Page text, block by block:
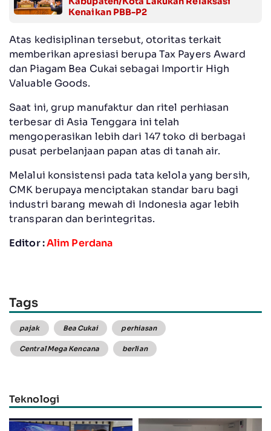
Kenaikan PBB-P2
Atas kedisiplinan tersebut, otoritas terkait
memberikan apresiasi berupa Tax Payers Award
dan Piagam Bea Cukai sebagai Importir High
Valuable Goods.
Saat ini, grup manufaktur dan ritel perhiasan
terbesar di Asia Tenggara ini telah
mengoperasikan lebih dari 147 toko di berbagai
pusat perbelanjaan papan atas di tanah air.
Melalui konsistensi pada tata kelola yang bersih,
CMK berupaya menciptakan standar baru bagi
industri barang mewah di Indonesia agar lebih
transparan dan berintegritas.
Editor :Alim Perdana
Tags
pajak Bea Cukai perhiasan
Central Mega Kencana berlian
Teknologi